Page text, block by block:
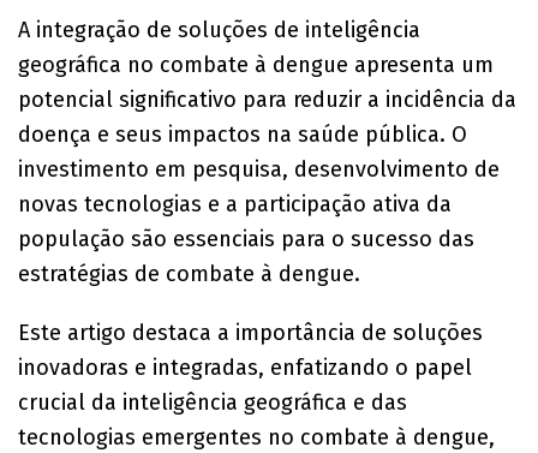
A integração de soluções de inteligência
geográfica no combate à dengue apresenta um
potencial significativo para reduzir a incidência da
doença e seus impactos na saúde pública. O
investimento em pesquisa, desenvolvimento de
novas tecnologias e a participação ativa da
população são essenciais para o sucesso das
estratégias de combate à dengue.
Este artigo destaca a importância de soluções
inovadoras e integradas, enfatizando o papel
crucial da inteligência geográfica e das
tecnologias emergentes no combate à dengue,